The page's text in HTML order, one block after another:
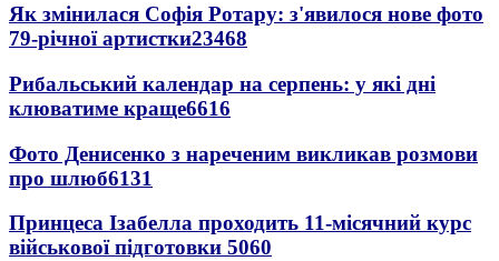
Як змінилася Софія Ротару: з'явилося нове фото
79-річної артистки23468
Рибальський календар на серпень: у які дні
клюватиме краще6616
Фото Денисенко з нареченим викликав розмови
про шлюб6131
Принцеса Ізабелла проходить 11-місячний курс
військової підготовки 5060